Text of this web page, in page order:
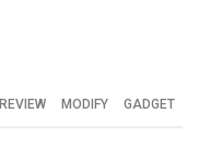
REVIEW MODIFY GADGET